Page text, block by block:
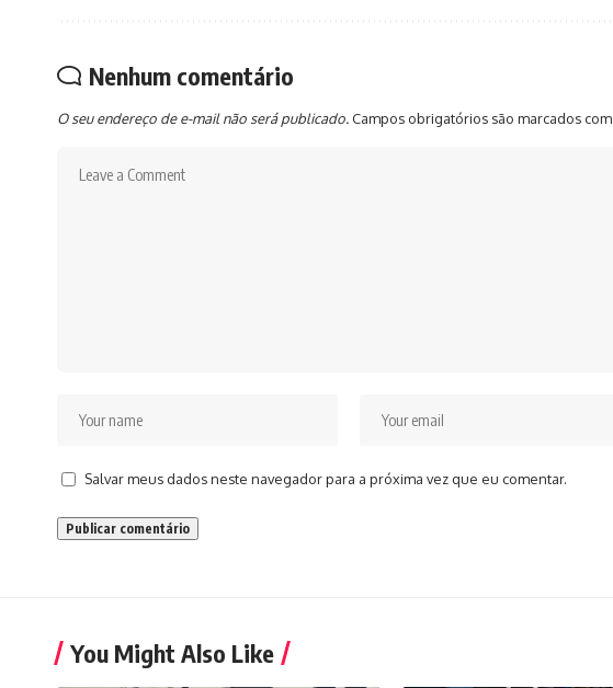
Nenhum comentário
O seu endereço de e-mail não será publicado. Campos obrigatórios são marcados com
Salvar meus dados neste navegador para a próxima vez que eu comentar.
You Might Also Like